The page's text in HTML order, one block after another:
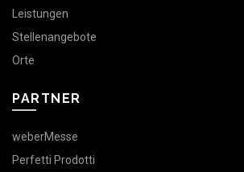
Leistungen
Stellenangebote
Orte
PARTNER
weberMesse
Perfetti Prodotti